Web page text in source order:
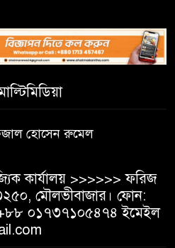
মাচায় তরমুজ চাষে দুই
সাফল্য
হোসেন রুমেল
কার্যালয় >>>>>> ফরিজ
মৌলভীবাজার। ফোন:
০১৭৩৭১০৫৪৭৪ ইমেইল